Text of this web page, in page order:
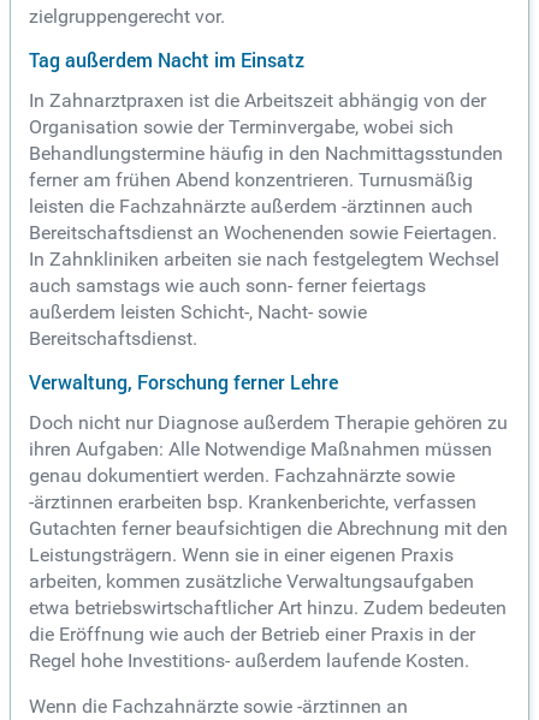
zielgruppengerecht vor.
Tag außerdem Nacht im Einsatz
In Zahnarztpraxen ist die Arbeitszeit abhängig von der
Organisation sowie der Terminvergabe, wobei sich
Behandlungstermine häufig in den Nachmittagsstunden
ferner am frühen Abend konzentrieren. Turnusmäßig
leisten die Fachzahnärzte außerdem -ärztinnen auch
Bereitschaftsdienst an Wochenenden sowie Feiertagen.
In Zahnkliniken arbeiten sie nach festgelegtem Wechsel
auch samstags wie auch sonn- ferner feiertags
außerdem leisten Schicht-, Nacht- sowie
Bereitschaftsdienst.
Verwaltung, Forschung ferner Lehre
Doch nicht nur Diagnose außerdem Therapie gehören zu
ihren Aufgaben: Alle Notwendige Maßnahmen müssen
genau dokumentiert werden. Fachzahnärzte sowie
-ärztinnen erarbeiten bsp. Krankenberichte, verfassen
Gutachten ferner beaufsichtigen die Abrechnung mit den
Leistungsträgern. Wenn sie in einer eigenen Praxis
arbeiten, kommen zusätzliche Verwaltungsaufgaben
etwa betriebswirtschaftlicher Art hinzu. Zudem bedeuten
die Eröffnung wie auch der Betrieb einer Praxis in der
Regel hohe Investitions- außerdem laufende Kosten.
Wenn die Fachzahnärzte sowie -ärztinnen an